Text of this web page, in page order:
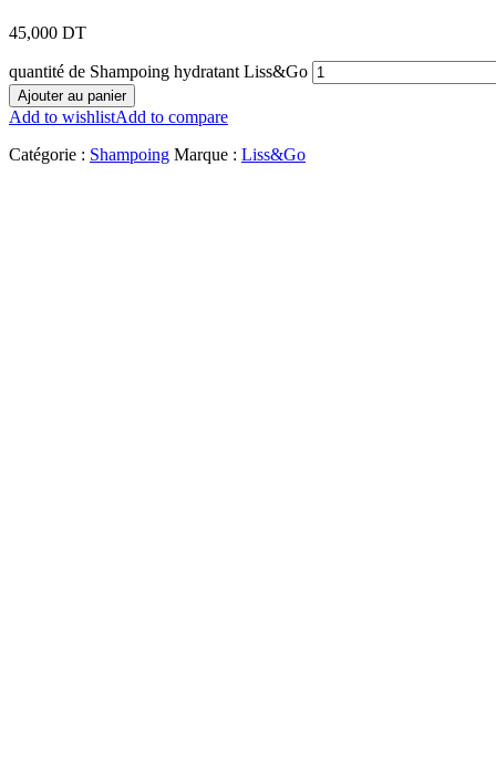
45,000 DT
quantité de Shampoing hydratant Liss&Go
Ajouter au panier
Add to wishlistAdd to compare
Catégorie : Shampoing Marque : Liss&Go